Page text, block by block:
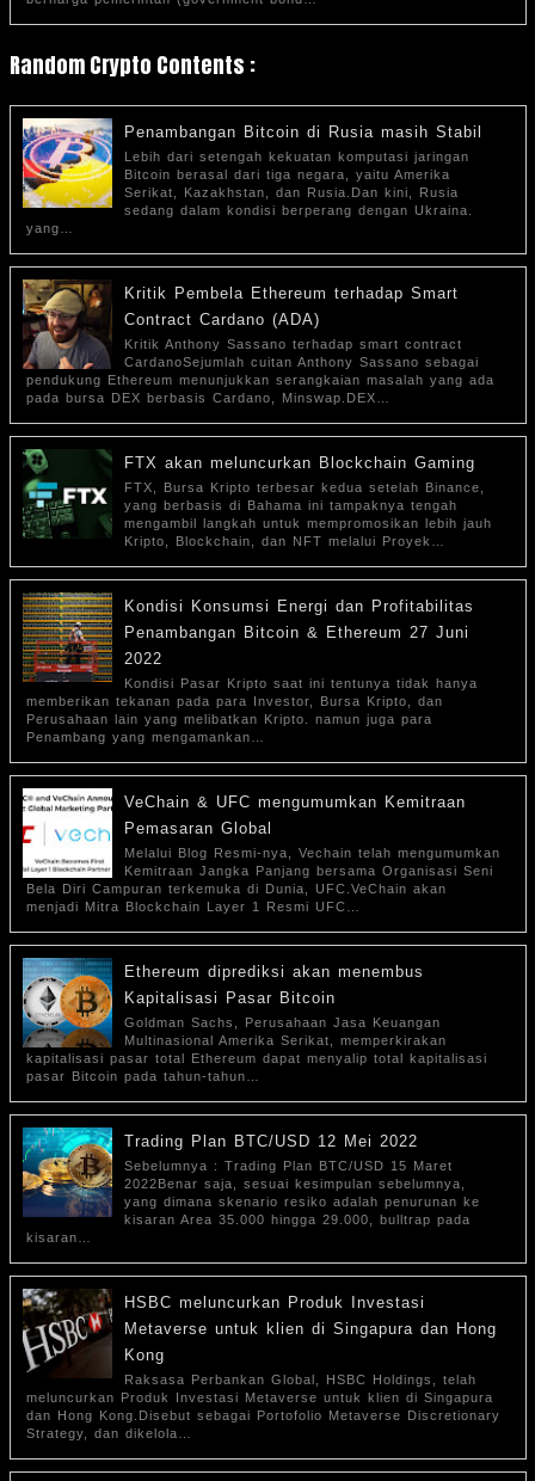
Random Crypto Contents :
Penambangan Bitcoin di Rusia masih Stabil
Lebih dari setengah kekuatan komputasi jaringan
Bitcoin berasal dari tiga negara, yaitu Amerika
Serikat, Kazakhstan, dan Rusia.Dan kini, Rusia
sedang dalam kondisi berperang dengan Ukraina.
yang…
Kritik Pembela Ethereum terhadap Smart
Contract Cardano (ADA)
Kritik Anthony Sassano terhadap smart contract
CardanoSejumlah cuitan Anthony Sassano sebagai
pendukung Ethereum menunjukkan serangkaian masalah yang ada
pada bursa DEX berbasis Cardano, Minswap.DEX…
FTX akan meluncurkan Blockchain Gaming
FTX, Bursa Kripto terbesar kedua setelah Binance,
yang berbasis di Bahama ini tampaknya tengah
mengambil langkah untuk mempromosikan lebih jauh
Kripto, Blockchain, dan NFT melalui Proyek…
Kondisi Konsumsi Energi dan Profitabilitas
Penambangan Bitcoin & Ethereum 27 Juni
2022
Kondisi Pasar Kripto saat ini tentunya tidak hanya
memberikan tekanan pada para Investor, Bursa Kripto, dan
Perusahaan lain yang melibatkan Kripto. namun juga para
Penambang yang mengamankan…
VeChain & UFC mengumumkan Kemitraan
Pemasaran Global
Melalui Blog Resmi-nya, Vechain telah mengumumkan
Kemitraan Jangka Panjang bersama Organisasi Seni
Bela Diri Campuran terkemuka di Dunia, UFC.VeChain akan
menjadi Mitra Blockchain Layer 1 Resmi UFC…
Ethereum diprediksi akan menembus
Kapitalisasi Pasar Bitcoin
Goldman Sachs, Perusahaan Jasa Keuangan
Multinasional Amerika Serikat, memperkirakan
kapitalisasi pasar total Ethereum dapat menyalip total kapitalisasi
pasar Bitcoin pada tahun-tahun…
Trading Plan BTC/USD 12 Mei 2022
Sebelumnya : Trading Plan BTC/USD 15 Maret
2022Benar saja, sesuai kesimpulan sebelumnya,
yang dimana skenario resiko adalah penurunan ke
kisaran Area 35.000 hingga 29.000, bulltrap pada
kisaran…
HSBC meluncurkan Produk Investasi
Metaverse untuk klien di Singapura dan Hong
Kong
Raksasa Perbankan Global, HSBC Holdings, telah
meluncurkan Produk Investasi Metaverse untuk klien di Singapura
dan Hong Kong.Disebut sebagai Portofolio Metaverse Discretionary
Strategy, dan dikelola…